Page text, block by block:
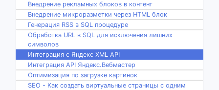
Внедрение рекламных блоков в контент
Внедрение микроразметки через HTML блок
Генерация RSS в SQL процедуре
Обработка URL в SQL для исключения лишних
символов
Интеграция с Яндекс XML API
Интеграция API Яндекс.Вебмастер
Оптимизация по загрузке картинок
SEO - Как создать виртуальные страницы с одним